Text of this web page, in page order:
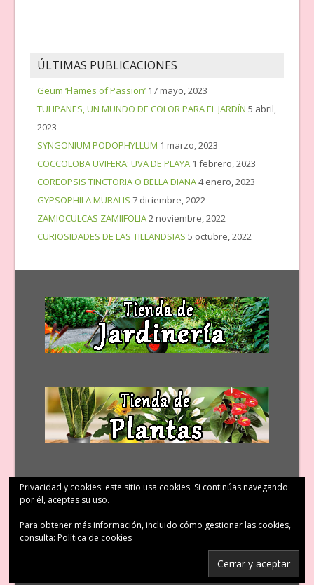
ÚLTIMAS PUBLICACIONES
Geum ‘Flames of Passion’ 17 mayo, 2023
TULIPANES, UN MUNDO DE COLOR PARA EL JARDÍN 5 abril,
2023
SYNGONIUM PODOPHYLLUM 1 marzo, 2023
COCCOLOBA UVIFERA: UVA DE PLAYA 1 febrero, 2023
COREOPSIS TINCTORIA O BELLA DIANA4 enero, 2023
GYPSOPHILA MURALIS 7 diciembre, 2022
ZAMIOCULCAS ZAMIIFOLIA2 noviembre, 2022
CURIOSIDADES DE LAS TILLANDSIAS 5 octubre, 2022
Privacidad y cookies: este sitio usa cookies. Si continúas navegando
por él, aceptas su uso.
Para obtener más información, incluido cómo gestionar las cookies,
consulta: Política de cookies
© Patricia López Diseño Floral 2011 – 2023